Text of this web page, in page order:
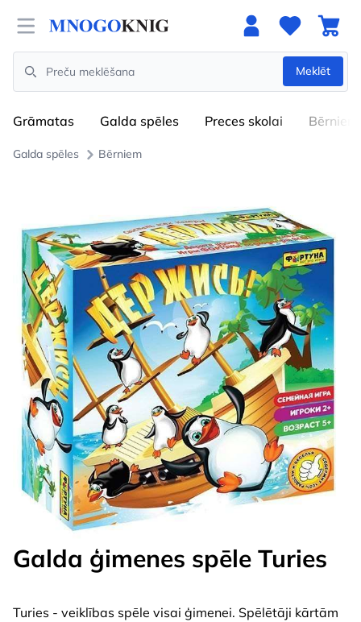
Open menu
Search
Meklēt
Grāmatas Galda spēles Preces skolai Bērniem
Galda spēles Bērniem
Galda ģimenes spēle Turies
Turies - veiklības spēle visai ģimenei. Spēlētāji kārtām